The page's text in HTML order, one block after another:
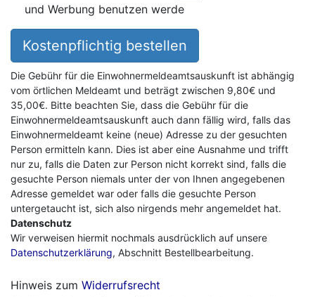
und Werbung benutzen werde
Kostenpflichtig bestellen
Die Gebühr für die Einwohnermeldeamtsauskunft ist abhängig
vom örtlichen Meldeamt und beträgt zwischen 9,80€ und
35,00€. Bitte beachten Sie, dass die Gebühr für die
Einwohnermeldeamtsauskunft auch dann fällig wird, falls das
Einwohnermeldeamt keine (neue) Adresse zu der gesuchten
Person ermitteln kann. Dies ist aber eine Ausnahme und trifft
nur zu, falls die Daten zur Person nicht korrekt sind, falls die
gesuchte Person niemals unter der von Ihnen angegebenen
Adresse gemeldet war oder falls die gesuchte Person
untergetaucht ist, sich also nirgends mehr angemeldet hat.
Datenschutz
Wir verweisen hiermit nochmals ausdrücklich auf unsere
Datenschutzerklärung, Abschnitt Bestellbearbeitung.
Hinweis zum Widerrufsrecht